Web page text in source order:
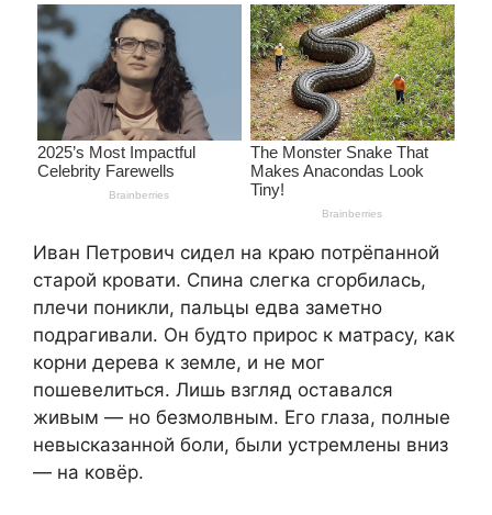
Иван Петрович сидел на краю потрёпанной
старой кровати. Спина слегка сгорбилась,
плечи поникли, пальцы едва заметно
подрагивали. Он будто прирос к матрасу, как
корни дерева к земле, и не мог
пошевелиться. Лишь взгляд оставался
живым — но безмолвным. Его глаза, полные
невысказанной боли, были устремлены вниз
— на ковёр.